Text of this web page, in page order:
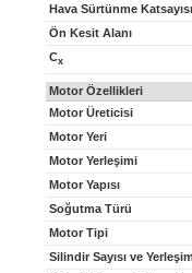
Hava Sürtünme Katsayısı
Ön Kesit Alanı
Cx
Motor Özellikleri
Motor Üreticisi
Motor Yeri
Motor Yerleşimi
Motor Yapısı
Soğutma Türü
Motor Tipi
Silindir Sayısı ve